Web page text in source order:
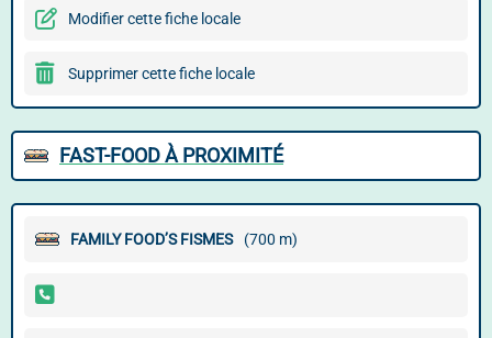
Modifier cette fiche locale
Supprimer cette fiche locale
FAST-FOOD À PROXIMITÉ
FAMILY FOOD’S FISMES (700 m)